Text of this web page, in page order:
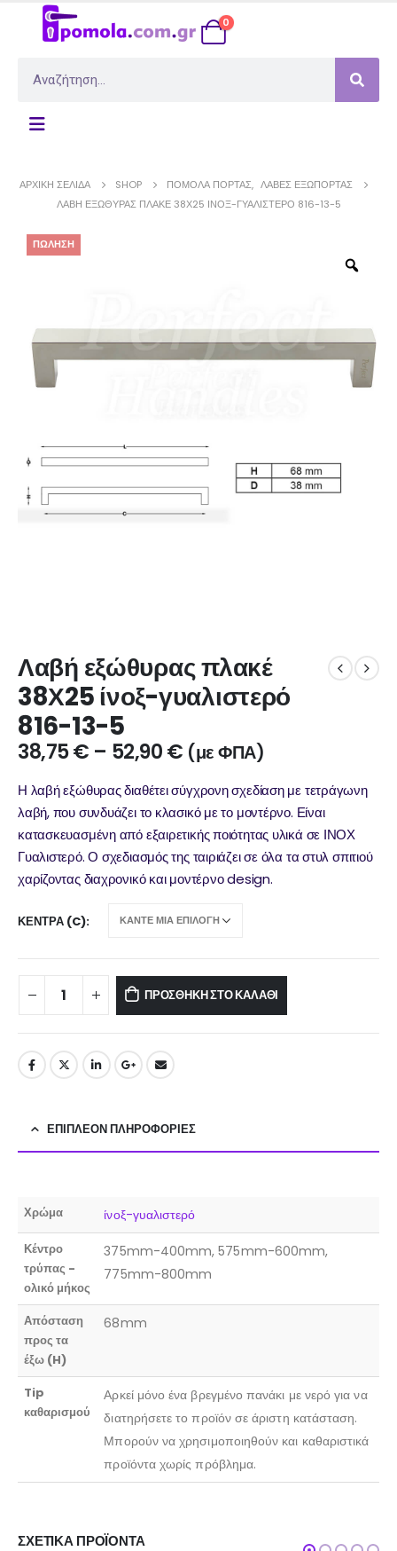
0
ΑΡΧΙΚΉ ΣΕΛΊΔΑ SHOP ΠΌΜΟΛΑ ΠΌΡΤΑΣ, ΛΑΒΈΣ ΕΞΏΠΟΡΤΑΣ
ΛΑΒΉ ΕΞΏΘΥΡΑΣ ΠΛΑΚΈ 38Χ25 ΊΝΟΞ-ΓΥΑΛΙΣΤΕΡΌ 816-13-5
ΠΏΛΗΣΗ
Λαβή εξώθυρας πλακέ
38Χ25 ίνοξ-γυαλιστερό
816-13-5
38,75€ – 52,90€ (με ΦΠΑ)
Η λαβή εξώθυρας διαθέτει σύγχρονη σχεδίαση με τετράγωνη
λαβή, που συνδυάζει το κλασικό με το μοντέρνο. Είναι
κατασκευασμένη από εξαιρετικής ποιότητας υλικά σε ΙΝΟΧ
Γυαλιστερό. Ο σχεδιασμός της ταιριάζει σε όλα τα στυλ σπιτιού
χαρίζοντας διαχρονικό και μοντέρνο design.
ΚΈΝΤΡΑ (C)
ΠΡΟΣΘΉΚΗ ΣΤΟ ΚΑΛΆΘΙ
ΕΠΙΠΛΈΟΝ ΠΛΗΡΟΦΟΡΊΕΣ
Χρώμα ίνοξ-γυαλιστερό
Κέντρο
τρύπας -
ολικό μήκος
375mm-400mm, 575mm-600mm,
775mm-800mm
Απόσταση
προς τα
έξω (H)
68mm
Tip
καθαρισμού
Αρκεί μόνο ένα βρεγμένο πανάκι με νερό για να
διατηρήσετε το προϊόν σε άριστη κατάσταση.
Μπορούν να χρησιμοποιηθούν και καθαριστικά
προϊόντα χωρίς πρόβλημα.
ΣΧΕΤΙΚΆ ΠΡΟΪΌΝΤΑ